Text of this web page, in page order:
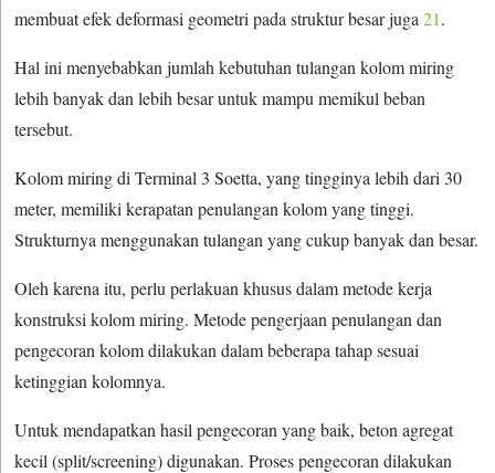
membuat efek deformasi geometri pada struktur besar juga21.
Hal ini menyebabkan jumlah kebutuhan tulangan kolom miring
lebih banyak dan lebih besar untuk mampu memikul beban
tersebut.
Kolom miring di Terminal 3 Soetta, yang tingginya lebih dari 30
meter, memiliki kerapatan penulangan kolom yang tinggi.
Strukturnya menggunakan tulangan yang cukup banyak dan besar.
Oleh karena itu, perlu perlakuan khusus dalam metode kerja
konstruksi kolom miring. Metode pengerjaan penulangan dan
pengecoran kolom dilakukan dalam beberapa tahap sesuai
ketinggian kolomnya.
Untuk mendapatkan hasil pengecoran yang baik, beton agregat
kecil (split/screening) digunakan. Proses pengecoran dilakukan